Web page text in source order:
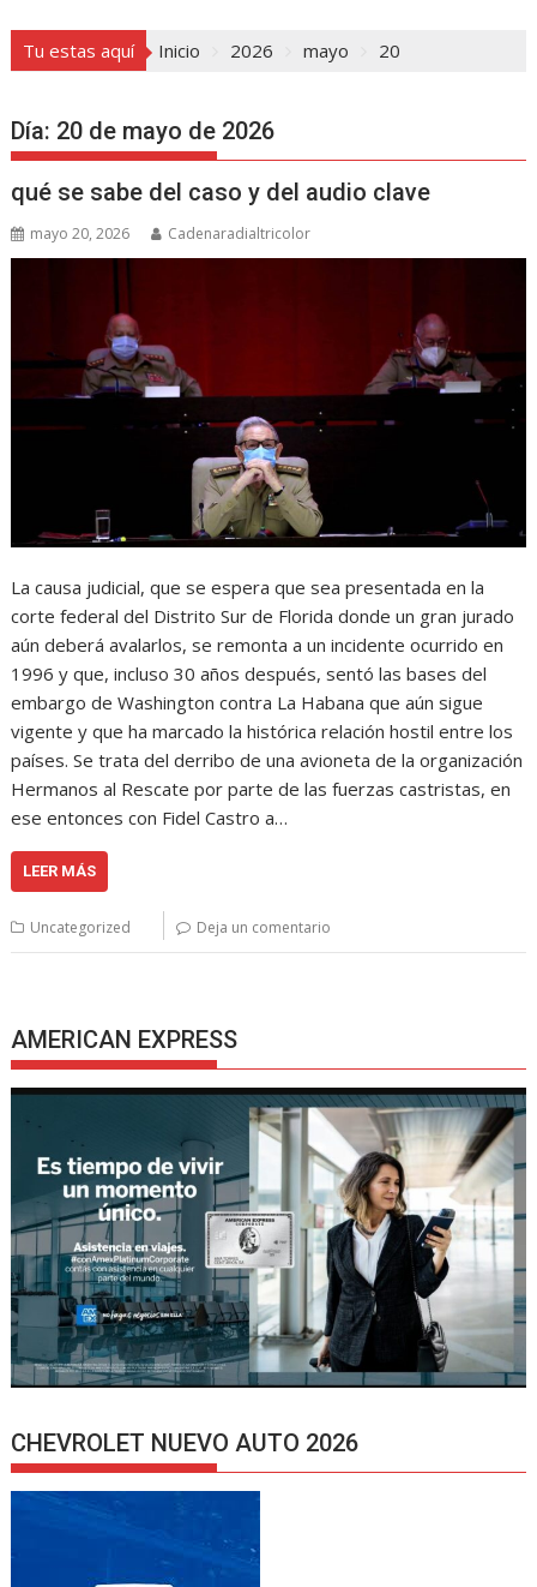
Tu estas aquí Inicio 2026 mayo 20
Día: 20 de mayo de 2026
qué se sabe del caso y del audio clave
mayo 20, 2026 Cadenaradialtricolor
La causa judicial, que se espera que sea presentada en la
corte federal del Distrito Sur de Florida donde un gran jurado
aún deberá avalarlos, se remonta a un incidente ocurrido en
1996 y que, incluso 30 años después, sentó las bases del
embargo de Washington contra La Habana que aún sigue
vigente y que ha marcado la histórica relación hostil entre los
países. Se trata del derribo de una avioneta de la organización
Hermanos al Rescate por parte de las fuerzas castristas, en
ese entonces con Fidel Castro a…
LEER MÁS
Uncategorized Deja un comentario
AMERICAN EXPRESS
CHEVROLET NUEVO AUTO 2026